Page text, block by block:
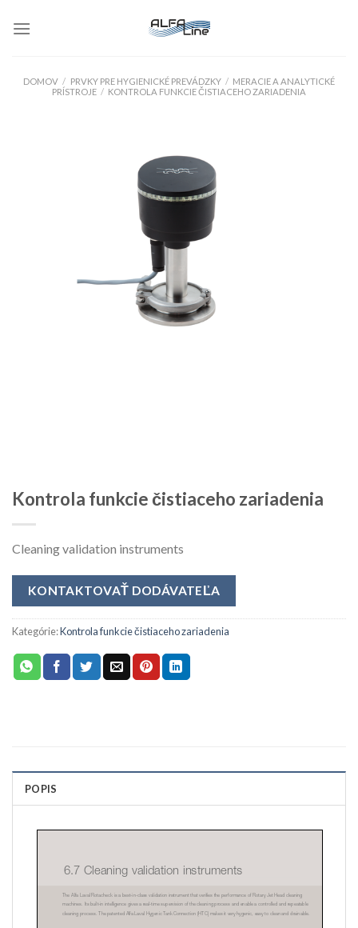
DOMOV / PRVKY PRE HYGIENICKÉ PREVÁDZKY / MERACIE A ANALYTICKÉ
PRÍSTROJE / KONTROLA FUNKCIE ČISTIACEHO ZARIADENIA
Kontrola funkcie čistiaceho zariadenia
Cleaning validation instruments
KONTAKTOVAŤ DODÁVATEĽA
Kategórie:Kontrola funkcie čistiaceho zariadenia
POPIS